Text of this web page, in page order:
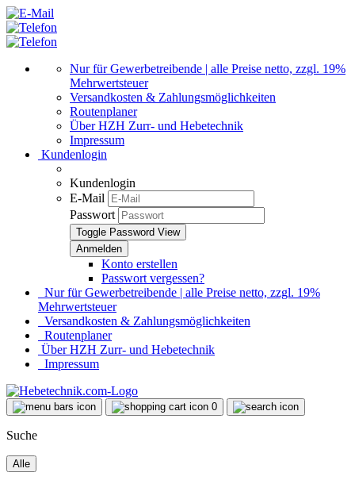
Nur für Gewerbetreibende | alle Preise netto, zzgl. 19%
Mehrwertsteuer
Versandkosten & Zahlungsmöglichkeiten
Routenplaner
Über HZH Zurr- und Hebetechnik
Impressum
Kundenlogin
Kundenlogin
E-Mail
Passwort
Toggle Password View
Konto erstellen
Passwort vergessen?
Nur für Gewerbetreibende | alle Preise netto, zzgl. 19%
Mehrwertsteuer
Versandkosten & Zahlungsmöglichkeiten
Routenplaner
Über HZH Zurr- und Hebetechnik
Impressum
0
Suche
Alle